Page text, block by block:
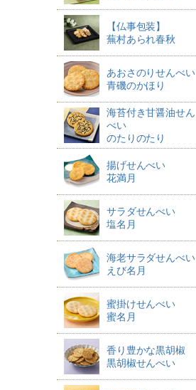
【仏事包装】
蕪村あられ春秋
あおさのりせんべい
青磯のかほり
海苔付き甘醤油せん
べい
のたりのたり
揚げせんべい
花満月
サラダせんべい
塩名月
海老サラダせんべい
えび名月
蜜掛けせんべい
蜜名月
香り豊かな黒胡椒
黒胡椒せんべい